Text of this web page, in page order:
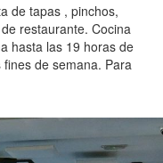
de tapas , pinchos,
restaurante. Cocina
hasta las 19 horas de
de semana. Para